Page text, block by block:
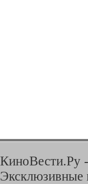
КиноВести.Ру
Эксклюзивные